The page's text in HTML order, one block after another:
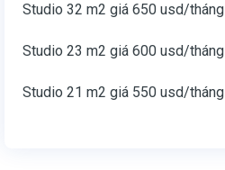
Studio 32 m2 giá 650 usd/tháng
Studio 23 m2 giá 600 usd/tháng
Studio 21 m2 giá 550 usd/tháng